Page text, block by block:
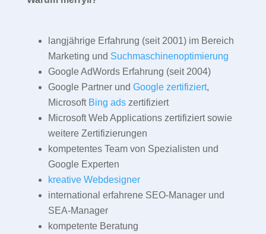
langjährige Erfahrung (seit 2001) im Bereich
Marketing und Suchmaschinenoptimierung
Google AdWords Erfahrung (seit 2004)
Google Partner und Google zertifiziert,
Microsoft Bing adszertifiziert
Microsoft Web Applications zertifiziert sowie
weitere Zertifizierungen
kompetentes Team von Spezialisten und
Google Experten
kreative Webdesigner
international erfahrene SEO-Manager und
SEA-Manager
kompetente Beratung